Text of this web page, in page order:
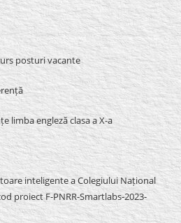
posturi vacante
limba engleză clasa a X-a
inteligente a Colegiului Național
proiect F-PNRR-Smartlabs-2023-